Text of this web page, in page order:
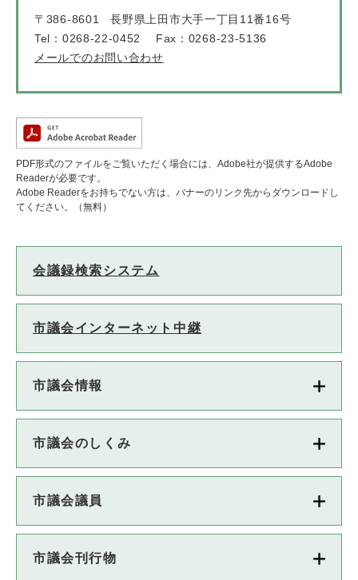
〒386-8601
長野県上田市大手一丁目11番16号
Tel：0268-22-0452
Fax：0268-23-5136
メールでのお問い合わせ
PDF形式のファイルをご覧いただく場合には、Adobe社が提供するAdobe
Readerが必要です。
Adobe Readerをお持ちでない方は、バナーのリンク先からダウンロードし
てください。（無料）
会議録検索システム
市議会インターネット中継
市議会情報
市議会のしくみ
市議会議員
市議会刊行物